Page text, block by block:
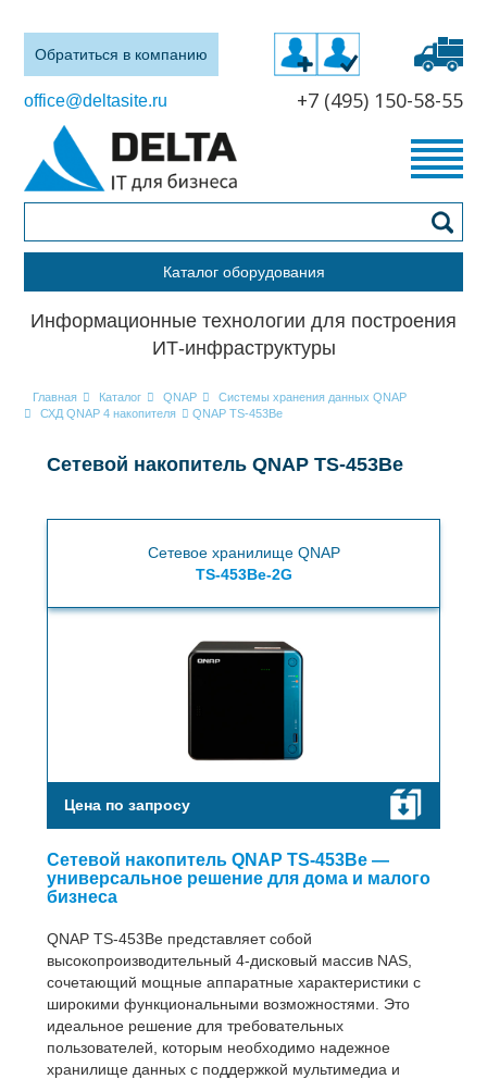
Обратиться в компанию
office@deltasite.ru +7 (495) 150-58-55
Каталог оборудования
Информационные технологии для построения
ИТ-инфраструктуры
Главная Каталог QNAP
Системы хранения данных QNAP
СХД QNAP 4 накопителя
QNAP TS-453Be
Сетевой накопитель QNAP TS-453Be
Cетевое хранилище QNAP
TS-453Be-2G
Цена по запросу
Сетевой накопитель QNAP TS-453Be —
универсальное решение для дома и малого
бизнеса
QNAP TS-453Be представляет собой
высокопроизводительный 4-дисковый массив NAS,
сочетающий мощные аппаратные характеристики с
широкими функциональными возможностями. Это
идеальное решение для требовательных
пользователей, которым необходимо надежное
хранилище данных с поддержкой мультимедиа и